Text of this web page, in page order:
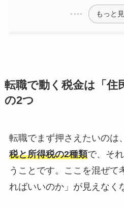
もっと
転職で動く税金は「住
の2つ
転職でまず押さえたいのは
税と所得税の2種類で、そ
うことです。ここを混ぜて
ればいいのか」が見えなく